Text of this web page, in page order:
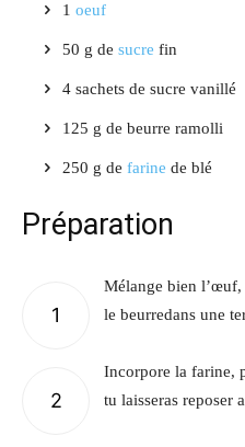
1 oeuf
50 g de sucre fin
4 sachets de sucre vanillé
125 g de beurre ramolli
250 g de farine de blé
Préparation
1
Mélange bien
le beurredans une
2
Incorpore la farine,
tu laisseras reposer